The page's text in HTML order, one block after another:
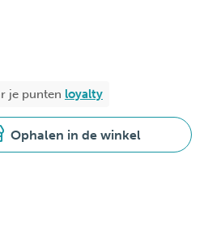
je punten loyalty
Ophalen in de winkel